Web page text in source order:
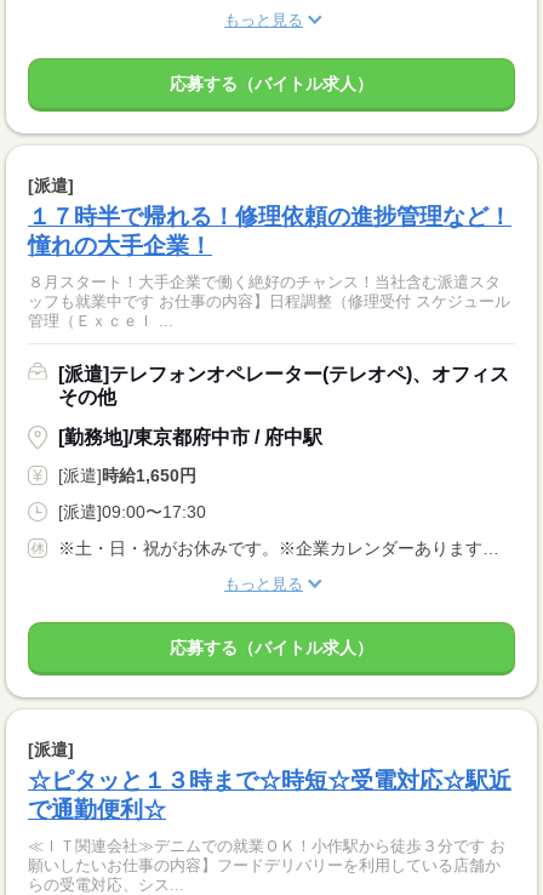
もっと見る
応募する（バイトル求人）
[派遣]
１７時半で帰れる！修理依頼の進捗管理など！
憧れの大手企業！
８月スタート！大手企業で働く絶好のチャンス！当社含む派遣スタ
ッフも就業中です お仕事の内容】日程調整（修理受付 スケジュール
管理（Ｅｘｃｅｌ ...
[派遣]テレフォンオペレーター(テレオペ)、オフィス
その他
[勤務地]/東京都府中市 / 府中駅
[派遣]時給1,650円
[派遣]09:00〜17:30
もっと見る
応募する（バイトル求人）
[派遣]
☆ピタッと１３時まで☆時短☆受電対応☆駅近
で通勤便利☆
≪ＩＴ関連会社≫デニムでの就業ＯＫ！小作駅から徒歩３分です お
願いしたいお仕事の内容】フードデリバリーを利用している店舗か
らの受電対応、シス...